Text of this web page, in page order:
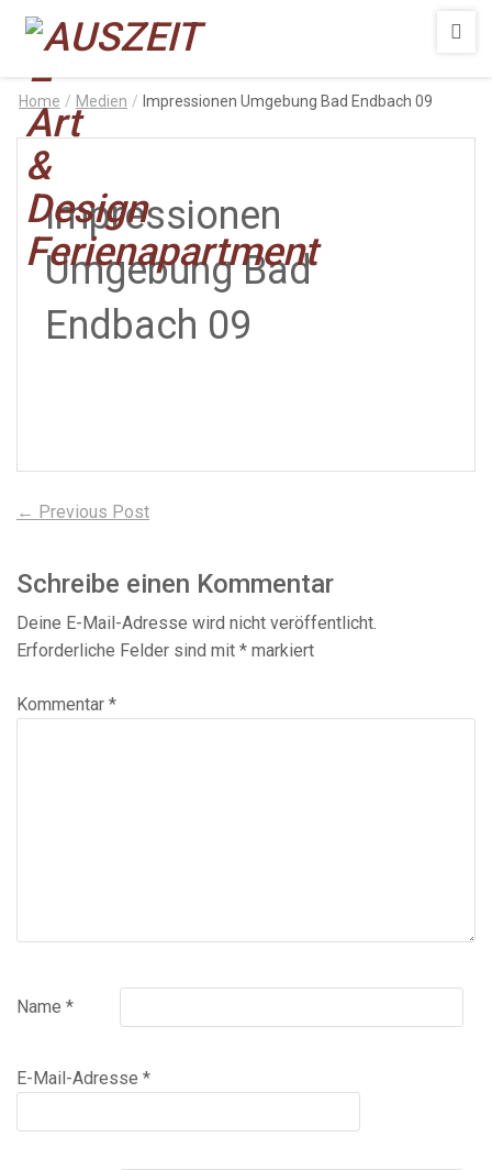
AUSZEIT
–
Art
&
Design
Ferienapartment
Home / Medien / Impressionen Umgebung Bad Endbach 09
Impressionen
Umgebung Bad
Endbach 09
Beitragsnavigation
← Previous PostPrevious
Schreibe einen Kommentar
Deine E-Mail-Adresse wird nicht veröffentlicht.
Erforderliche Felder sind mit * markiert
Kommentar *
Name *
E-Mail-Adresse *